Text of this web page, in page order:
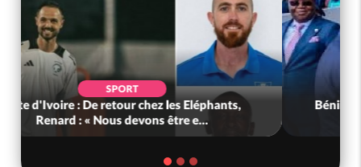
SOCIÉTÉ
Côte d'Ivoire : MIRAH, la guerre des
communiqués s'intensifie entre la MA-M...